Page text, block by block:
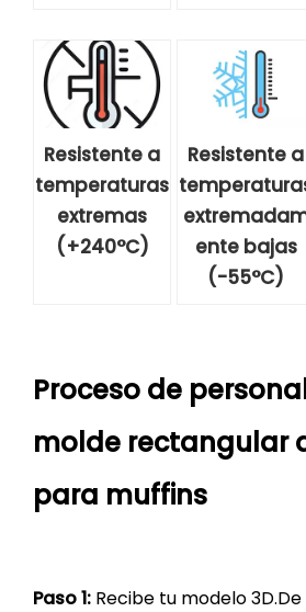
Resistente a
temperaturas
extremas
(+240°C)
Resistente a
ente bajas
(-55°C)
Proceso de
molde rectangular
para muffins
Paso 1: Recibe tu modelo